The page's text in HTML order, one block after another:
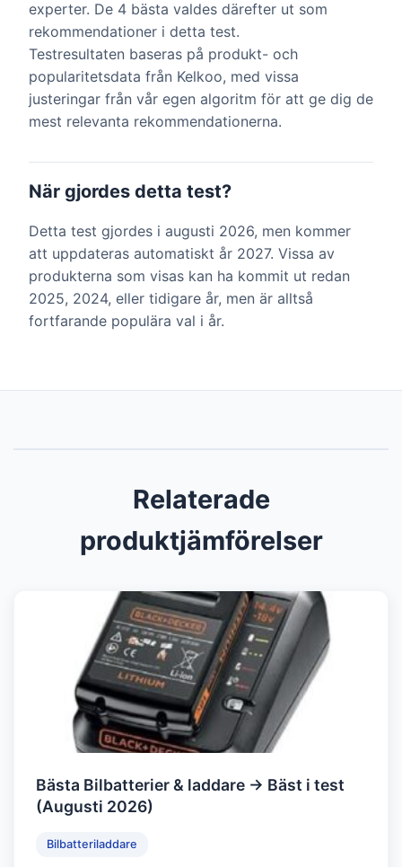
experter. De 4 bästa valdes därefter ut som
rekommendationer i detta test.
Testresultaten baseras på produkt- och
popularitetsdata från Kelkoo, med vissa
justeringar från vår egen algoritm för att ge dig de
mest relevanta rekommendationerna.
När gjordes detta test?
Detta test gjordes i augusti 2026, men kommer
att uppdateras automatiskt år 2027. Vissa av
produkterna som visas kan ha kommit ut redan
2025, 2024, eller tidigare år, men är alltså
fortfarande populära val i år.
Relaterade
produktjämförelser
Bästa Bilbatterier & laddare → Bäst i test
(Augusti 2026)
Bilbatteriladdare